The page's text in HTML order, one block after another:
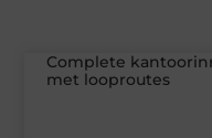
Complete
met looproutes